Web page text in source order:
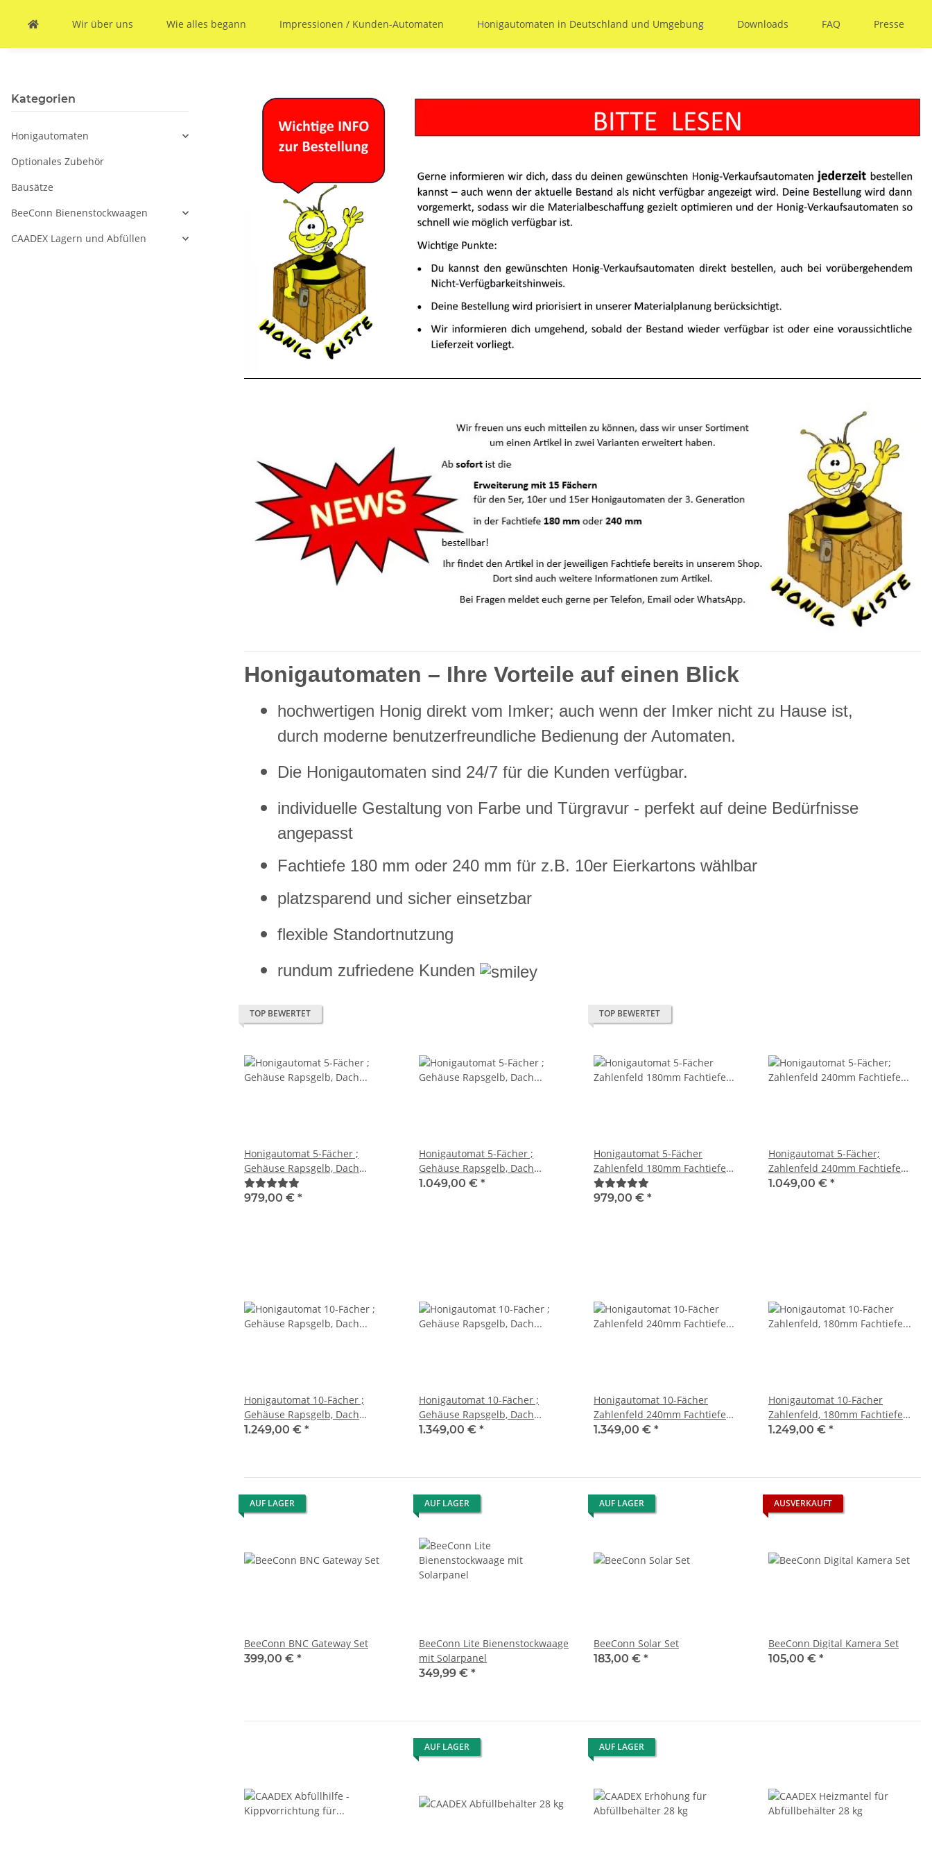
Wir über uns Wie alles begann Impressionen / Kunden-Automaten Honigautomaten in Deutschland und Umgebung Downloads FAQ Presse
Honigautomaten – Ihre Vorteile auf einen Blick
hochwertigen Honig direkt vom Imker; auch wenn der Imker nicht zu Hause ist,
durch moderne benutzerfreundliche Bedienung der Automaten.
Die Honigautomaten sind 24/7 für die Kunden verfügbar.
individuelle Gestaltung von Farbe und Türgravur - perfekt auf deine Bedürfnisse
angepasst
Fachtiefe 180 mm oder 240 mm für z.B. 10er Eierkartons wählbar
platzsparend und sicher einsetzbar
flexible Standortnutzung
rundum zufriedene Kunden
TOP BEWERTET
Honigautomat 5-Fächer ;
Gehäuse Rapsgelb, Dach
Schwarz, Zahlenfeld 180mm
Fachtiefe
979,00 € *
Honigautomat 5-Fächer ;
Gehäuse Rapsgelb, Dach
Schwarz, Zahlenfeld 240mm
1.049,00 € *
TOP BEWERTET
Honigautomat 5-Fächer
Zahlenfeld 180mm Fachtiefe
Kundenwunsch
979,00 € *
Honigautomat 5-Fächer;
Zahlenfeld 240mm Fachtiefe
Kundenwunsch
1.049,00 € *
Honigautomat 10-Fächer ;
Gehäuse Rapsgelb, Dach
Schwarz; Zahlenfeld, 180mm
1.249,00 € *
Honigautomat 10-Fächer ;
Gehäuse Rapsgelb, Dach
Schwarz; Zahlenfeld, 240mm
1.349,00 € *
Honigautomat 10-Fächer
Zahlenfeld 240mm Fachtiefe
Kundenwunsch
1.349,00 € *
Honigautomat 10-Fächer
Zahlenfeld, 180mm Fachtiefe
Kundenwunsch
1.249,00 € *
AUF LAGER
BeeConn BNC Gateway Set
399,00 € *
AUF LAGER
BeeConn Lite Bienenstockwaage
mit Solarpanel
349,99 € *
AUF LAGER
BeeConn Solar Set
183,00 € *
AUSVERKAUFT
BeeConn Digital Kamera Set
105,00 € *
AUF LAGER AUF LAGER
Kategorien
Honigautomaten
Optionales Zubehör
Bausätze
BeeConn Bienenstockwaagen
CAADEX Lagern und Abfüllen